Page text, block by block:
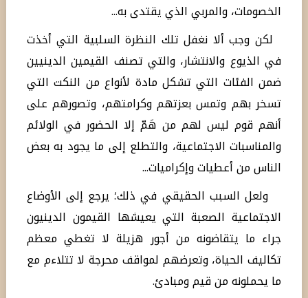
الخصومات، والمربي الذي يقتدى به...
لكن وجب ألا نغفل تلك النظرة السلبية التي أخذت
في الذيوع والانتشار، والتي تصنف القيمين الدينيين
ضمن الفئات التي تشكل مادة لأنواع من النكت التي
تسخر بهم وتمس بعزتهم وكرامتهم، وتصورهم على
أنهم قوم ليس لهم من هَمّ إلا الحضور في الولائم
والمناسبات الاجتماعية، والتطلع إلى ما يجود به بعض
الناس من أعطيات وإكراميات...
ولعل السبب الحقيقي في ذلك؛ يرجع إلى الأوضاع
الاجتماعية الصعبة التي يعيشها القيمون الدينيون
جراء ما يتقاضونه من أجور هزيلة لا تغطي معظم
تكاليف الحياة، وتعرضهم لمواقف محرجة لا تتلاءم مع
ما يحملونه من قيم ومبادئ.